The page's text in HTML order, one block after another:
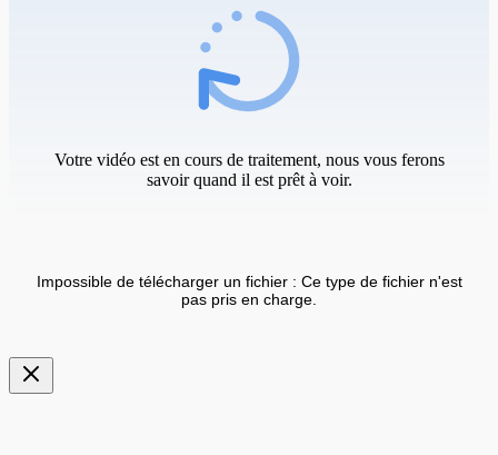
Votre vidéo est en cours de traitement, nous vous ferons
savoir quand il est prêt à voir.
Impossible de télécharger un fichier : Ce type de fichier n'est
pas pris en charge.